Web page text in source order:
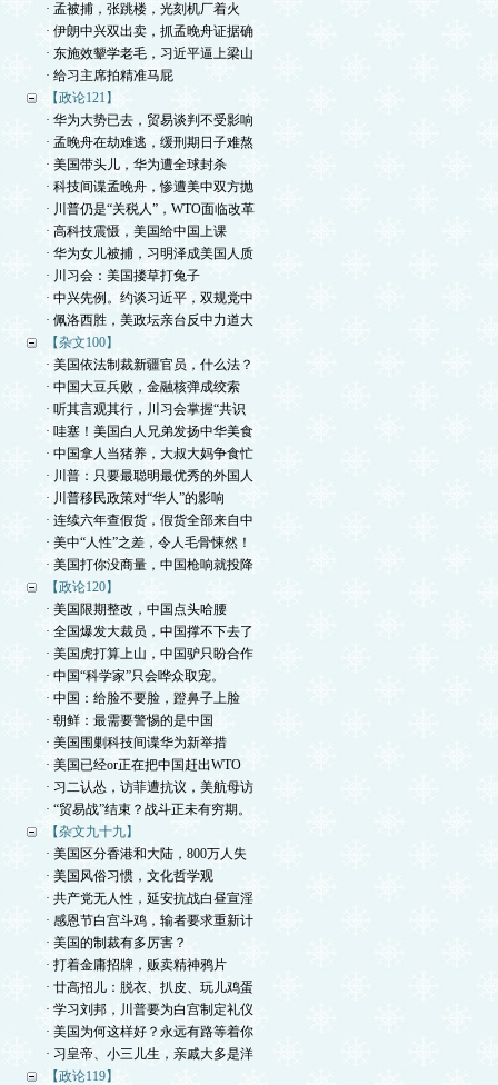
· 孟被捕，张跳楼，光刻机厂着火
· 伊朗中兴双出卖，抓孟晚舟证据确
· 东施效颦学老毛，习近平逼上梁山
· 给习主席拍精准马屁
【政论121】
· 华为大势已去，贸易谈判不受影响
· 孟晚舟在劫难逃，缓刑期日子难熬
· 美国带头儿，华为遭全球封杀
· 科技间谍孟晚舟，惨遭美中双方抛
· 川普仍是“关税人”，WTO面临改革
· 高科技震慑，美国给中国上课
· 华为女儿被捕，习明泽成美国人质
· 川习会：美国搂草打兔子
· 中兴先例。约谈习近平，双规党中
· 佩洛西胜，美政坛亲台反中力道大
【杂文100】
· 美国依法制裁新疆官员，什么法？
· 中国大豆兵败，金融核弹成绞索
· 听其言观其行，川习会掌握“共识
· 哇塞！美国白人兄弟发扬中华美食
· 中国拿人当猪养，大叔大妈争食忙
· 川普：只要最聪明最优秀的外国人
· 川普移民政策对“华人”的影响
· 连续六年查假货，假货全部来自中
· 美中“人性”之差，令人毛骨悚然！
· 美国打你没商量，中国枪响就投降
【政论120】
· 美国限期整改，中国点头哈腰
· 全国爆发大裁员，中国撑不下去了
· 美国虎打算上山，中国驴只盼合作
· 中国“科学家”只会哗众取宠。
· 中国：给脸不要脸，蹬鼻子上脸
· 朝鲜：最需要警惕的是中国
· 美国围剿科技间谍华为新举措
· 美国已经or正在把中国赶出WTO
· 习二认怂，访菲遭抗议，美航母访
· “贸易战”结束？战斗正未有穷期。
【杂文九十九】
· 美国区分香港和大陆，800万人失
· 美国风俗习惯，文化哲学观
· 共产党无人性，延安抗战白昼宣淫
· 感恩节白宫斗鸡，输者要求重新计
· 美国的制裁有多厉害？
· 打着金庸招牌，贩卖精神鸦片
· 廿高招儿：脱衣、扒皮、玩儿鸡蛋
· 学习刘邦，川普要为白宫制定礼仪
· 美国为何这样好？永远有路等着你
· 习皇帝、小三儿生，亲戚大多是洋
【政论119】